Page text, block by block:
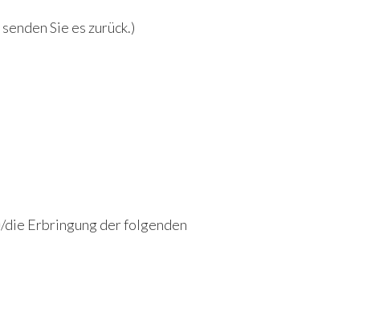
Sie es zurück.)
die Erbringung der folgenden